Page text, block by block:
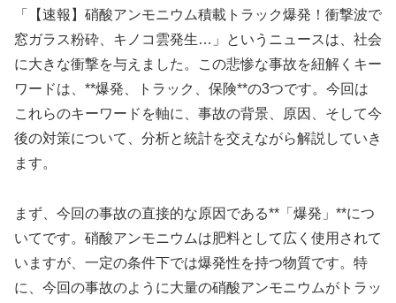
「【速報】硝酸アンモニウム積載トラック爆発！衝撃波で
窓ガラス粉砕、キノコ雲発生…」というニュースは、社会
に大きな衝撃を与えました。この悲惨な事故を紐解くキー
ワードは、**爆発、トラック、保険**の3つです。今回は
これらのキーワードを軸に、事故の背景、原因、そして今
後の対策について、分析と統計を交えながら解説していき
ます。
まず、今回の事故の直接的な原因である**「爆発」**につ
いてです。硝酸アンモニウムは肥料として広く使用されて
いますが、一定の条件下では爆発性を持つ物質です。特
に、今回の事故のように大量の硝酸アンモニウムがトラッ